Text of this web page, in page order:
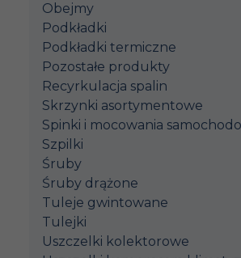
Obejmy
Podkładki
Podkładki termiczne
Pozostałe produkty
Recyrkulacja spalin
Skrzynki asortymentowe
Spinki i mocowania
Szpilki
Śruby
Śruby drążone
Tuleje gwintowane
Tulejki
Uszczelki kolektorowe